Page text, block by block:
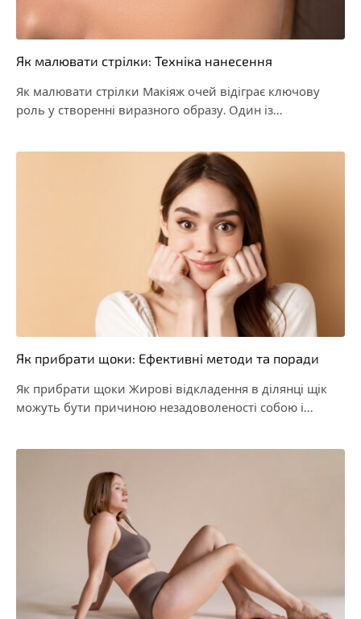
Як малювати стрілки: Техніка нанесення
Як малювати стрілки Макіяж очей відіграє ключову
роль у створенні виразного образу. Один із
Як прибрати щоки: Ефективні методи та поради
Як прибрати щоки Жирові відкладення в ділянці щік
можуть бути причиною незадоволеності собою і